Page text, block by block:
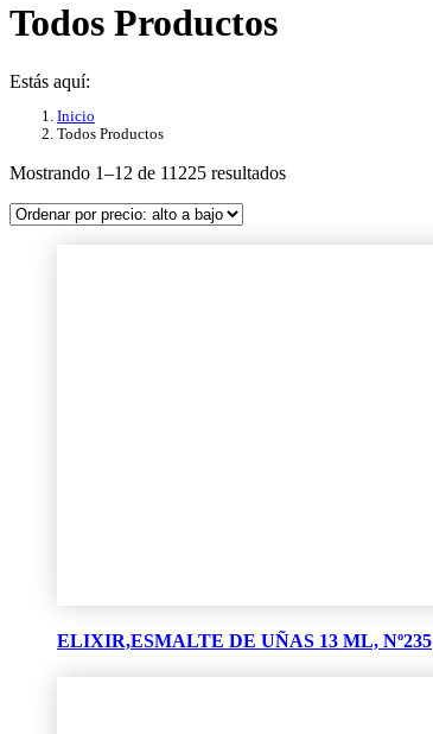
Todos Productos
Estás aquí:
Inicio
Todos Productos
Mostrando 1–12 de 11225 resultadosOrdenado
ELIXIR,ESMALTE DE UÑAS 13 ML, Nº235